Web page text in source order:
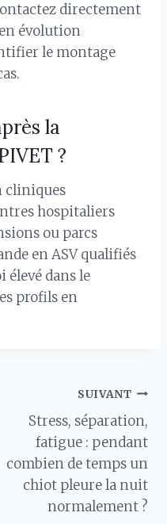
directement
évolution
le montage
la
?
cliniques
hospitaliers
ou parcs
en ASV qualifiés
élevé dans le
profils en
SUIVANT
Stress, séparation,
fatigue : pendant
combien de temps un
chiot pleure la nuit
normalement ?